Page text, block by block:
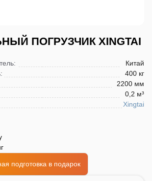
ПОГРУЗЧИК XINGTAI
:
Китай
:
400 кг
2200 мм
0,2 м³
Xingtai
подготовка в подарок